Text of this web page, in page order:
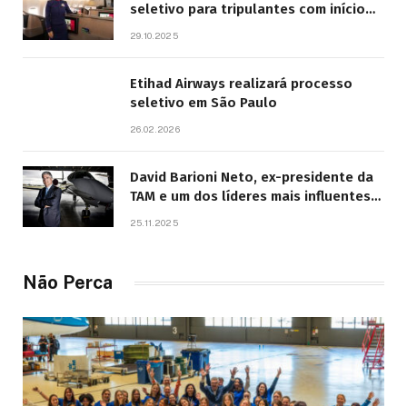
seletivo para tripulantes com início
29.10.2025
Etihad Airways realizará processo
seletivo em São Paulo
26.02.2026
David Barioni Neto, ex-presidente da
TAM e um dos líderes mais influentes
25.11.2025
Não Perca